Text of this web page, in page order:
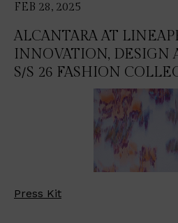
FEB 28, 2025
ALCANTARA AT
INNOVATION, DESIGN
S/S 26 FASHION
Press Kit